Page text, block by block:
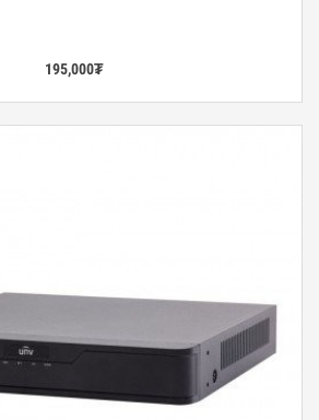
195,000₮